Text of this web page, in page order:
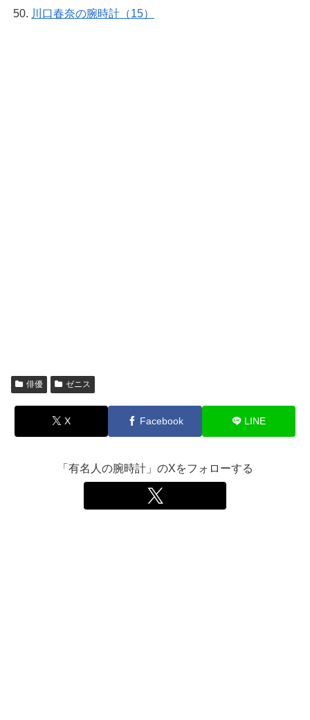
川口春奈の腕時計（15）
俳優 ゼニス
X Facebook LINE
「有名人の腕時計」のXをフォローする